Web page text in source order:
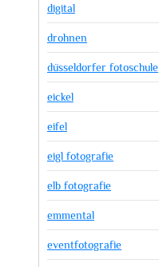
digital
drohnen
düsseldorfer fotoschule
eickel
eifel
eigl fotografie
elb fotografie
emmental
eventfotografie